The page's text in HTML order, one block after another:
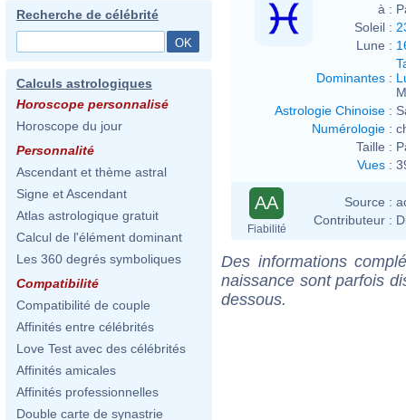
Recherche de célébrité
Calculs astrologiques
Horoscope personnalisé
Horoscope du jour
Personnalité
Ascendant et thème astral
Signe et Ascendant
Atlas astrologique gratuit
Calcul de l'élément dominant
Les 360 degrés symboliques
Compatibilité
Compatibilité de couple
Affinités entre célébrités
Love Test avec des célébrités
Affinités amicales
Affinités professionnelles
Double carte de synastrie
à :
Soleil :
Lune :
Dominantes :
Astrologie Chinoise :
Numérologie :
Taille :
Vues :
AA
Fiabilité
Source :
Contributeur :
Des informations
naissance sont parfois
dessous.